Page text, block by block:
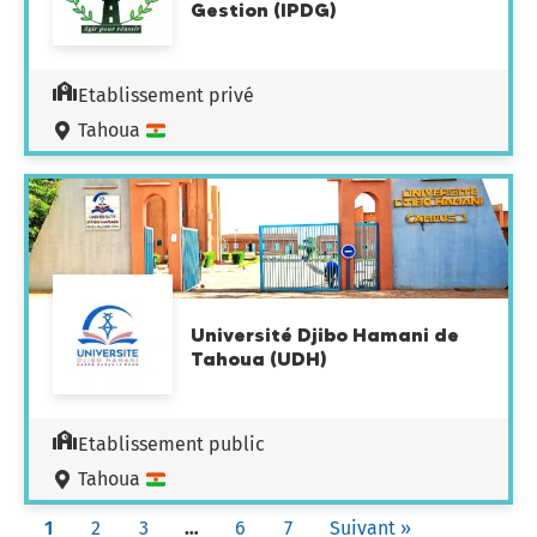
Gestion (IPDG)
Etablissement privé
Tahoua
Université Djibo Hamani de
Tahoua (UDH)
Etablissement public
Tahoua
1 2 3 … 6 7 Suivant »